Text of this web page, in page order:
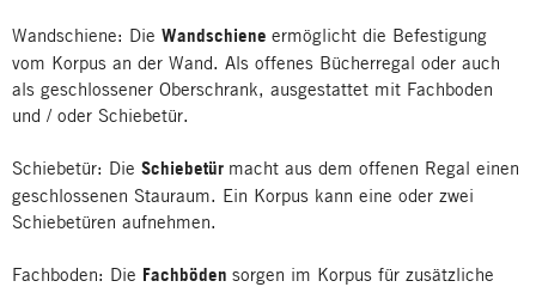
Wandschiene: Die Wandschiene ermöglicht die Befestigung
vom Korpus an der Wand. Als offenes Bücherregal oder auch
als geschlossener Oberschrank, ausgestattet mit Fachboden
und / oder Schiebetür.
Schiebetür: Die Schiebetür macht aus dem offenen Regal einen
geschlossenen Stauraum. Ein Korpus kann eine oder zwei
Schiebetüren aufnehmen.
Fachboden: Die Fachböden sorgen im Korpus für zusätzliche